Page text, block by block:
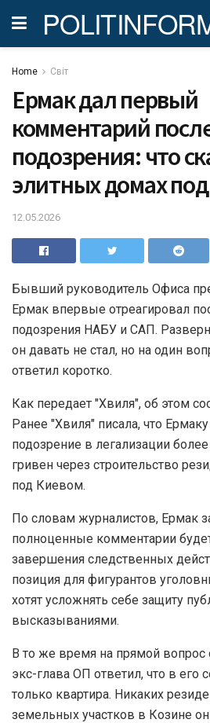
Home Світ
Ермак дал первый
комментарий
подозрения: что
элитных домах
12.05.2026
Бывший руководитель Офиса
Ермак впервые отреагировал
подозрения НАБУ и САП.
он давать не стал, но на один
ответил коротко.
Как передает "Хвиля", об этом
Ранее "Хвиля" писала, что
подозрение в легализации
гривен через строительство
под Киевом.
По словам журналистов, Ермак
полноценные комментарии
завершения следственных
позиция для фигурантов
хотят усложнять себе защиту
высказываниями.
В то же время на прямой
экс-глава ОП ответил, что в его
только квартира. Никаких
земельных участков в Козине